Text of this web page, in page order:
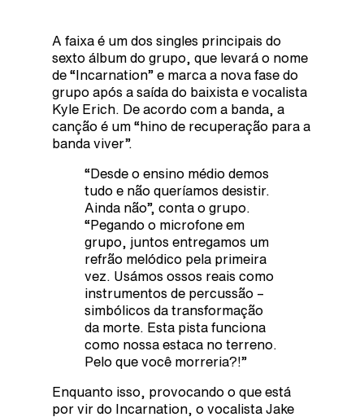
A faixa é um dos singles principais do
sexto álbum do grupo, que levará o nome
de “Incarnation” e marca a nova fase do
grupo após a saída do baixista e vocalista
Kyle Erich. De acordo com a banda, a
canção é um “hino de recuperação para a
banda viver”.
“Desde o ensino médio demos
tudo e não queríamos desistir.
Ainda não”, conta o grupo.
“Pegando o microfone em
grupo, juntos entregamos um
refrão melódico pela primeira
vez. Usámos ossos reais como
instrumentos de percussão –
simbólicos da transformação
da morte. Esta pista funciona
como nossa estaca no terreno.
Pelo que você morreria?!”
Enquanto isso, provocando o que está
por vir do Incarnation, o vocalista Jake